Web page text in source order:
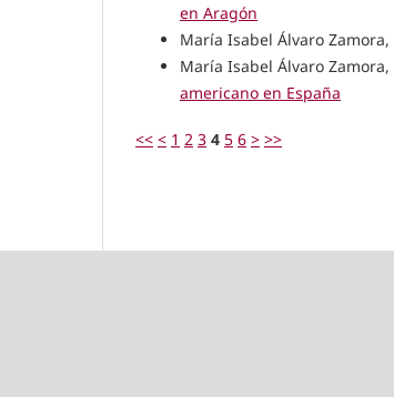
en Aragón
María Isabel Álvaro Zamora,
María Isabel Álvaro Zamora,
americano en España
<< < 1 2 3 4 5 6 > >>